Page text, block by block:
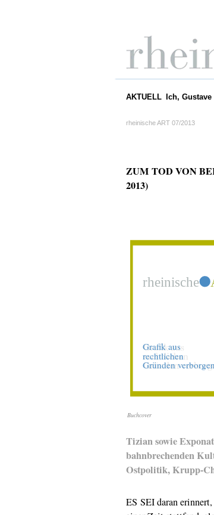
AKTUELL Ich,
rheinische ART 07/2013
ZUM TOD VON
2013)
Buchcover
Tizian sowie
bahnbrechenden
Ostpolitik, Krupp-
ES SEI daran